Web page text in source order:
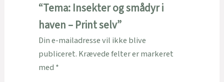
“Tema: Insekter og smådyr i
haven – Print selv”
Din e-mailadresse vil ikke blive
publiceret. Krævede felter er markeret
med *